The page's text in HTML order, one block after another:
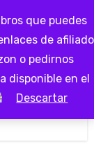
que puedes
de afiliado
o pedirnos
disponible en el
Descartar